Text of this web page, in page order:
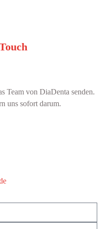
Team von DiaDenta senden.
uns sofort darum.